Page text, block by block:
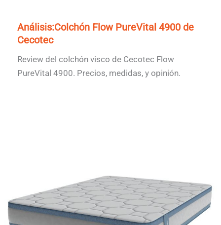
Análisis:Colchón Flow PureVital 4900 de
Cecotec
Review del colchón visco de Cecotec Flow
PureVital 4900. Precios, medidas, y opinión.